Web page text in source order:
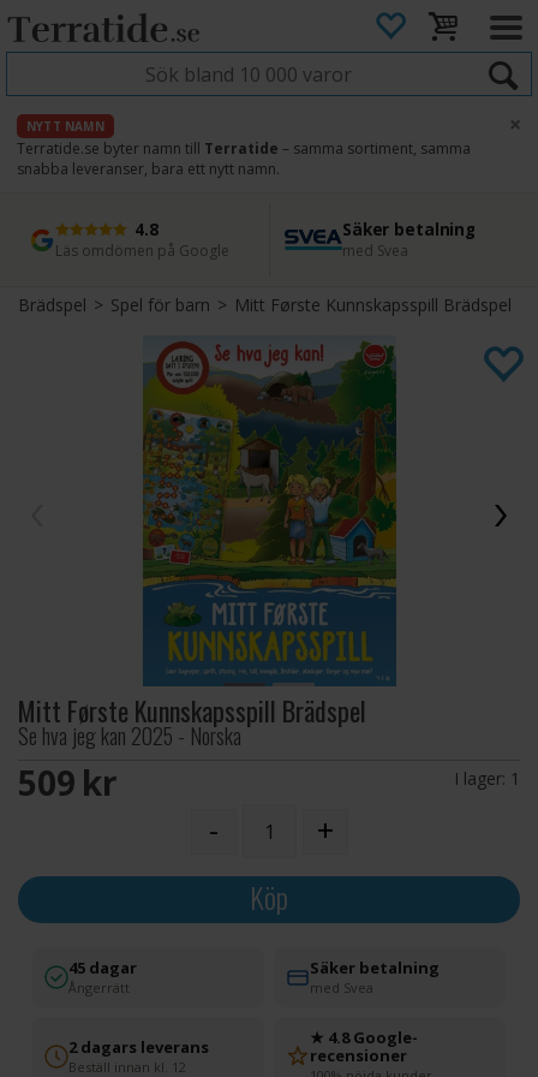
NYTT NAMN
Terratide.se byter namn till Terratide – samma sortiment, samma
snabba leveranser, bara ett nytt namn.
×
4.8
Läs omdömen på Google
Säker betalning
med Svea
Snabb leverans
Direkt från lager
45 dagars ångerrätt
Enkel retur
Brädspel>Spel för barn> Mitt Første Kunnskapsspill Brädspel
Mitt Første Kunnskapsspill Brädspel
Se hva jeg kan 2025 - Norska
509 SEK I lager: 1
- +
Köp
45 dagar
Ångerrätt
Säker betalning
med Svea
2 dagars leverans
Beställ innan kl. 12
★ 4.8 Google-
recensioner